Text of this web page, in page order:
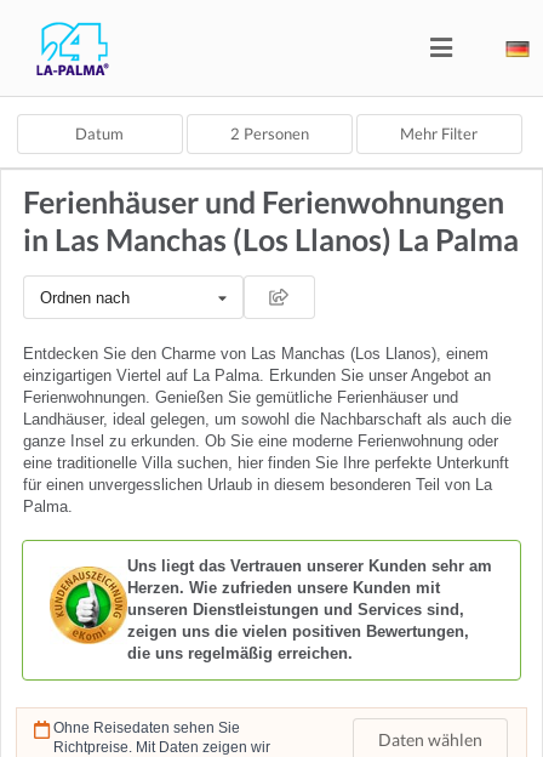
Datum 2 Personen Mehr Filter
Ferienhäuser und Ferienwohnungen
in Las Manchas (Los Llanos) La Palma
Ordnen nach
Entdecken Sie den Charme von Las Manchas (Los Llanos), einem
einzigartigen Viertel auf La Palma. Erkunden Sie unser Angebot an
Ferienwohnungen. Genießen Sie gemütliche Ferienhäuser und
Landhäuser, ideal gelegen, um sowohl die Nachbarschaft als auch die
ganze Insel zu erkunden. Ob Sie eine moderne Ferienwohnung oder
eine traditionelle Villa suchen, hier finden Sie Ihre perfekte Unterkunft
für einen unvergesslichen Urlaub in diesem besonderen Teil von La
Palma.
Uns liegt das Vertrauen unserer Kunden sehr am
Herzen. Wie zufrieden unsere Kunden mit
unseren Dienstleistungen und Services sind,
zeigen uns die vielen positiven Bewertungen,
die uns regelmäßig erreichen.
Ohne Reisedaten sehen Sie
Richtpreise. Mit Daten zeigen wir
Daten wählen